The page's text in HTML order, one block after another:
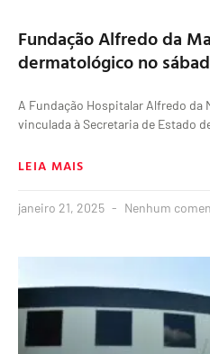
Fundação Alfredo da
dermatológico no
A Fundação Hospitalar Alfredo
vinculada à Secretaria de Estado
LEIA MAIS
janeiro 21, 2025 Nenhum